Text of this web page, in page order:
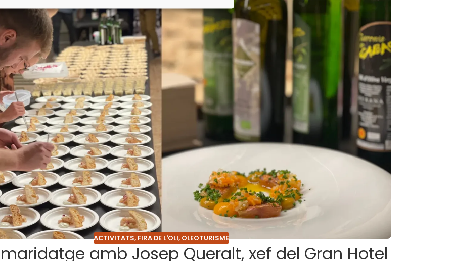
ACTIVITATS, FIRA DE L'OLI, OLEOTURISME
amb Josep Queralt, xef del Gran Hotel